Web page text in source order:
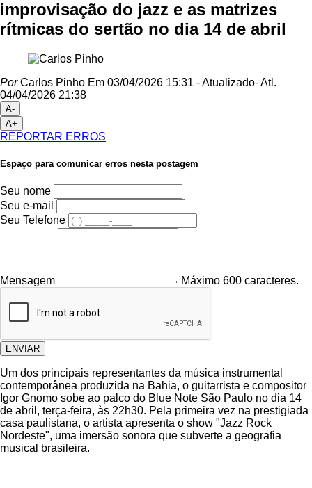
improvisação do jazz e as matrizes
rítmicas do sertão no dia 14 de abril
PorCarlos Pinho Em 03/04/2026 15:31 - Atualizado- Atl.
04/04/2026 21:38
A-
A+
REPORTAR ERROS
Espaço para comunicar erros nesta postagem
Seu nome
Seu e-mail
Seu Telefone
Mensagem Máximo 600 caracteres.
ENVIAR
Um dos principais representantes da música instrumental
contemporânea produzida na Bahia, o guitarrista e compositor
Igor Gnomo sobe ao palco do Blue Note São Paulo no dia 14
de abril, terça-feira, às 22h30. Pela primeira vez na prestigiada
casa paulistana, o artista apresenta o show "Jazz Rock
Nordeste", uma imersão sonora que subverte a geografia
musical brasileira.